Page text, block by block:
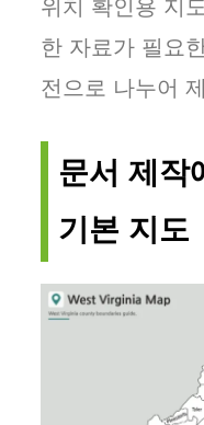
위치 확인용 지
한 자료가 필요
전으로 나누어
문서 제작
기본 지도